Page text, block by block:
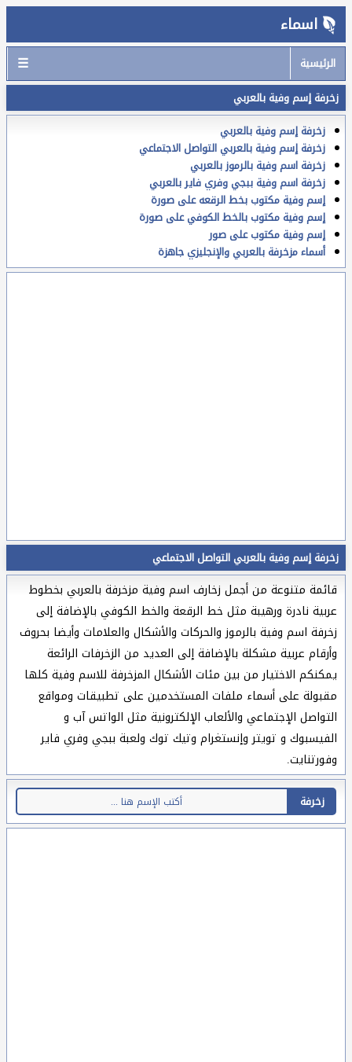
اسماء
الرئيسية ☰
زخرفة إسم وفية بالعربي
زخرفة إسم وفية بالعربي
زخرفة إسم وفية بالعربي التواصل الاجتماعي
زخرفة اسم وفية بالرموز بالعربي
زخرفة اسم وفية ببجي وفري فاير بالعربي
إسم وفية مكتوب بخط الرقعه على صورة
إسم وفية مكتوب بالخط الكوفي على صورة
إسم وفية مكتوب على صور
أسماء مزخرفة بالعربي والإنجليزي جاهزة
زخرفة إسم وفية بالعربي التواصل الاجتماعي
قائمة متنوعة من أجمل زخارف اسم وفية مزخرفة بالعربي بخطوط
عربية نادرة ورهيبة مثل خط الرقعة والخط الكوفي بالإضافة إلى
زخرفة اسم وفية بالرموز والحركات والأشكال والعلامات وأيضا بحروف
وأرقام عربية مشكلة بالإضافة إلى العديد من الزخرفات الرائعة
يمكنكم الاختيار من بين مئات الأشكال المزخرفة للاسم وفية كلها
مقبولة على أسماء ملفات المستخدمين على تطبيقات ومواقع
التواصل الإجتماعي والألعاب الإلكترونية مثل الواتس آب و
الفيسبوك و تويتر وإنستغرام وتيك توك ولعبة ببجي وفري فاير
وفورتنايت.
زخرفة